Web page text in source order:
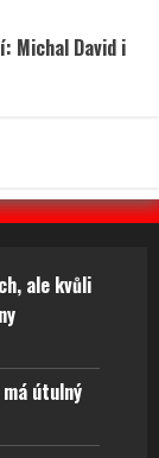
Michal David i
ale kvůli
útulný